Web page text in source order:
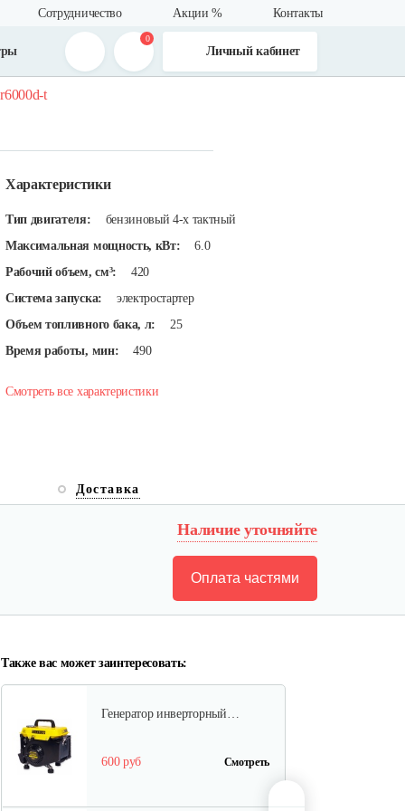
Сотрудничество Акции % Контакты
0
Личный кабинет
t
Характеристики
Тип двигателя:
бензиновый 4-х тактный
Максимальная мощность, кВт:
6.0
Рабочий объем, см³:
420
Система запуска:
электростартер
Объем топливного бака, л:
25
Время работы, мин:
490
Смотреть все характеристики
Доставка
Наличие уточняйте
Оплата частями
Также вас может заинтересовать:
Генератор инверторный…
600 руб Смотреть